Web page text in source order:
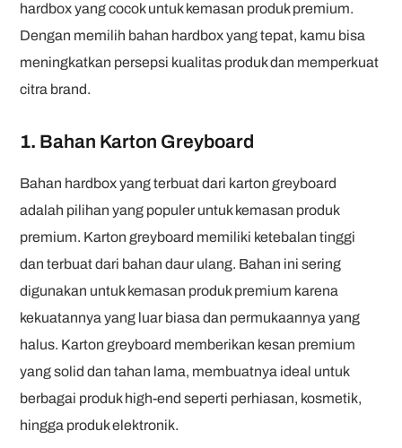
hardbox yang cocok untuk kemasan produk premium.
Dengan memilih bahan hardbox yang tepat, kamu bisa
meningkatkan persepsi kualitas produk dan memperkuat
citra brand.
1. Bahan Karton Greyboard
Bahan hardbox yang terbuat dari karton greyboard
adalah pilihan yang populer untuk kemasan produk
premium. Karton greyboard memiliki ketebalan tinggi
dan terbuat dari bahan daur ulang. Bahan ini sering
digunakan untuk kemasan produk premium karena
kekuatannya yang luar biasa dan permukaannya yang
halus. Karton greyboard memberikan kesan premium
yang solid dan tahan lama, membuatnya ideal untuk
berbagai produk high-end seperti perhiasan, kosmetik,
hingga produk elektronik.